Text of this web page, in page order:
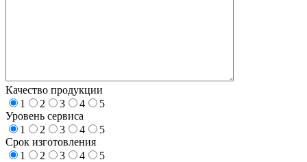
Качество продукции
1
2 3 4
5
Уровень сервиса
1
2 3 4
5
Срок изготовления
1
2 3 4
5